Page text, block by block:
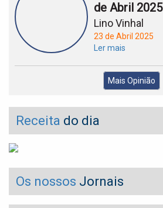
de Abril 2025
Lino Vinhal
23 de Abril 2025
Ler mais
Mais Opinião
Receita do dia
Os nossos Jornais